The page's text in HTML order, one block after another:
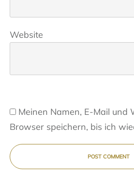
Website
Meinen Namen, E-Mail und
Browser speichern, bis ich
POST COMMENT